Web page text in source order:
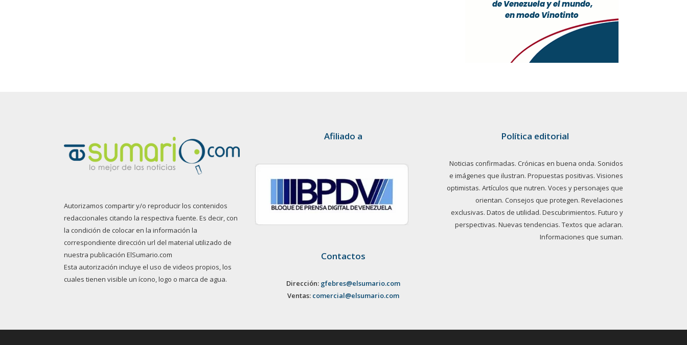
Autorizamos compartir y/o reproducir los contenidos
redaccionales citando la respectiva fuente. Es decir, con
la condición de colocar en la información la
correspondiente dirección url del material utilizado de
nuestra publicación ElSumario.com
Esta autorización incluye el uso de videos propios, los
cuales tienen visible un ícono, logo o marca de agua.
Afiliado a
Contactos
Dirección: gfebres@elsumario.com
Ventas: comercial@elsumario.com
Política editorial
Noticias confirmadas. Crónicas en buena onda. Sonidos
e imágenes que ilustran. Propuestas positivas. Visiones
optimistas. Artículos que nutren. Voces y personajes que
orientan. Consejos que protegen. Revelaciones
exclusivas. Datos de utilidad. Descubrimientos. Futuro y
perspectivas. Nuevas tendencias. Textos que aclaran.
Informaciones que suman.